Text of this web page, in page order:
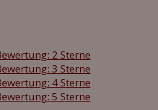
2 Sterne
3 Sterne
4 Sterne
5 Sterne